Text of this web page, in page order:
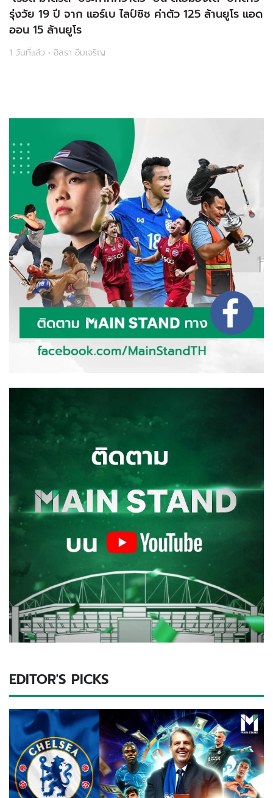
รุ่งวัย 19 ปี จาก แอร์เบ ไลป์ซิช ค่าตัว 125 ล้านยูโร แอด
ออน 15 ล้านยูโร
1 วันที่แล้ว • อิสรา อิ่มเจริญ
EDITOR'S PICKS